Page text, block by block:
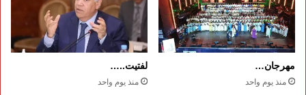
مهرجان…
منذ يوم واحد
لفتيت..…
منذ يوم واحد